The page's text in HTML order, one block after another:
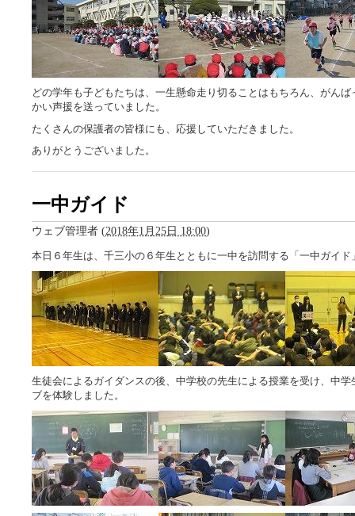
どの学年も子どもたちは、一生懸命走り切ることはもちろん、がん
かい声援を送っていました。
たくさんの保護者の皆様にも、応援していただきました。
ありがとうございました。
一中ガイド
ウェブ管理者 (2018年1月25日 18:00)
本日６年生は、千三小の６年生とともに一中を訪問する「一中ガイド
生徒会によるガイダンスの後、中学校の先生による授業を受け、中学
ブを体験しました。